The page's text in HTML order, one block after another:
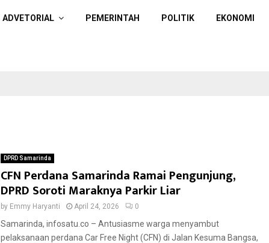
ADVETORIAL PEMERINTAH POLITIK EKONOMI
DPRD Samarinda
CFN Perdana Samarinda Ramai Pengunjung,
DPRD Soroti Maraknya Parkir Liar
by Emmy Haryanti April 24, 2026 0
Samarinda, infosatu.co – Antusiasme warga menyambut
pelaksanaan perdana Car Free Night (CFN) di Jalan Kesuma Bangsa,